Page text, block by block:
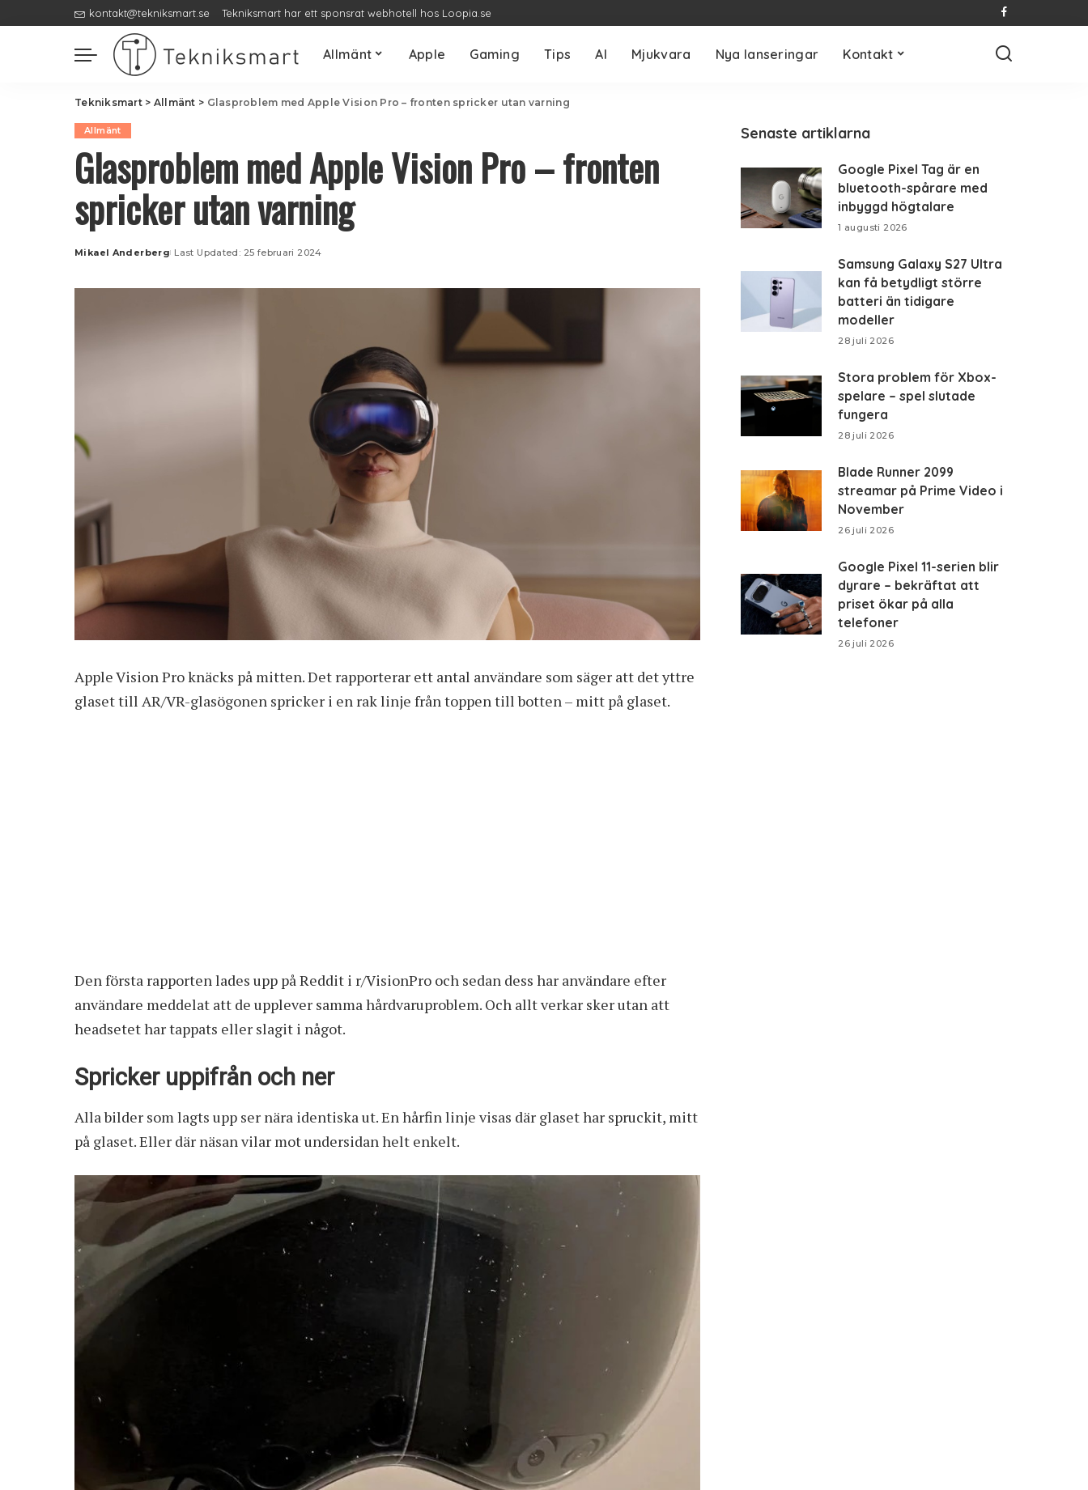
kontakt@tekniksmart.se Tekniksmart har ett sponsrat webhotell hos Loopia.se
Allmänt Apple Gaming Tips AI Mjukvara Nya lanseringar Kontakt
Tekniksmart> Allmänt > Glasproblem med Apple Vision Pro – fronten spricker utan varning
Allmänt
Glasproblem med Apple Vision Pro – fronten
spricker utan varning
Posted
Mikael Anderberg Last Updated: 25 februari 2024
AppleVision Proknäcks på mitten. Det rapporterar ett antal användare som säger att det yttre
glaset till AR/VR-glasögonen spricker i en rak linje från toppen till botten – mitt på glaset.
Den första rapporten lades upp på Reddit i r/VisionPro och sedan dess har användare efter
användare meddelat att de upplever samma hårdvaruproblem. Och allt verkar sker utan att
headsetet har tappats eller slagit i något.
Spricker uppifrån och ner
Alla bilder som lagts upp ser nära identiska ut. En hårfin linje visas där glaset har spruckit, mitt
på glaset. Eller där näsan vilar mot undersidan helt enkelt.
Senaste artiklarna
Google Pixel Tag är en
bluetooth-spårare med
inbyggd högtalare
1 augusti 2026
Samsung Galaxy S27 Ultra
kan få betydligt större
batteri än tidigare
modeller
28 juli 2026
Stora problem för Xbox-
spelare – spel slutade
fungera
28 juli 2026
Blade Runner 2099
streamar på Prime Video i
November
26 juli 2026
Google Pixel 11-serien blir
dyrare – bekräftat att
priset ökar på alla
telefoner
26 juli 2026